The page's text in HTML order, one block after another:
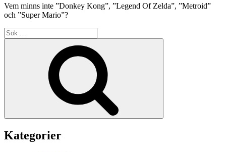
Vem minns inte ”Donkey Kong”, ”Legend Of Zelda”, ”Metroid”
och ”Super Mario”?
Sök
efter:
Kategorier